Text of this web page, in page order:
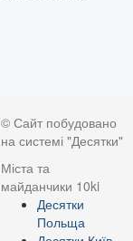
© Сайт побудовано
на системі "Десятки"
Міста та
майданчики 10ki
Десятки
Польща